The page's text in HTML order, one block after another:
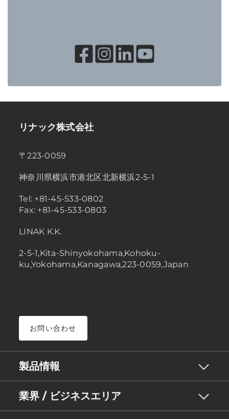
リナック株式会社
〒223-0059
神奈川県横浜市港北区北新横浜2-5-1
Tel: +81-45-533-0802
Fax: +81-45-533-0803
LINAK K.K.
2-5-1,Kita-Shinyokohama,Kohoku-
ku,Yokohama,Kanagawa,223-0059,Japan
お問い合わせ
製品情報
業界 / ビジネスエリア